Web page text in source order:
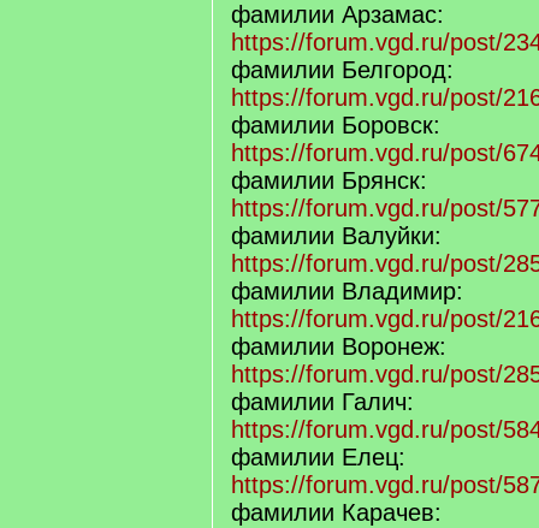
фамилии Арзамас:
https://forum.vgd.ru/post/
фамилии Белгород:
https://forum.vgd.ru/post/
фамилии Боровск:
https://forum.vgd.ru/post/
фамилии Брянск:
https://forum.vgd.ru/post/
фамилии Валуйки:
https://forum.vgd.ru/post/
фамилии Владимир:
https://forum.vgd.ru/post/
фамилии Воронеж:
https://forum.vgd.ru/post/
фамилии Галич:
https://forum.vgd.ru/post/
фамилии Елец:
https://forum.vgd.ru/post/
фамилии Карачев: